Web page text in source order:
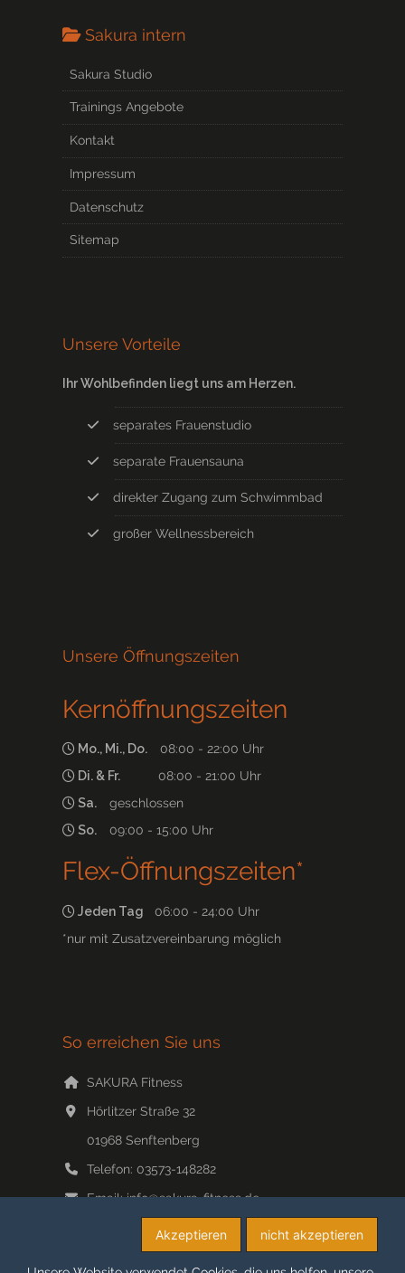
Sakura intern
Sakura Studio
Trainings Angebote
Kontakt
Impressum
Datenschutz
Sitemap
Unsere Vorteile
Ihr Wohlbefinden liegt uns am Herzen.
separates Frauenstudio
separate Frauensauna
direkter Zugang zum Schwimmbad
großer Wellnessbereich
Unsere Öffnungszeiten
Kernöffnungszeiten
Mo., Mi., Do.
08:00 - 22:00 Uhr
Di. & Fr.
08:00 - 21:00 Uhr
Sa.
geschlossen
So.
09:00 - 15:00 Uhr
Flex-Öffnungszeiten*
Jeden Tag 06:00 - 24:00 Uhr
*nur mit Zusatzvereinbarung möglich
So erreichen Sie uns
SAKURA Fitness
Hörlitzer Straße 32
01968 Senftenberg
Telefon: 03573-148282
Email:info@sakura-fitness.de
www.sakura-fitness.de/
nicht akzeptieren
Akzeptieren